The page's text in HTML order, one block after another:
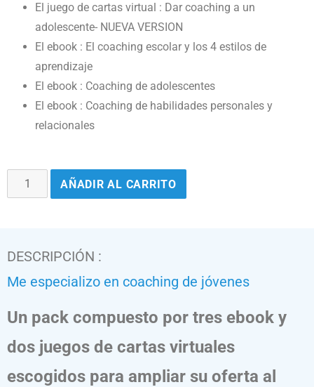
El juego de cartas virtual : Dar coaching a un
adolescente- NUEVA VERSION
El ebook : El coaching escolar y los 4 estilos de
aprendizaje
El ebook : Coaching de adolescentes
El ebook : Coaching de habilidades personales y
relacionales
AÑADIR AL CARRITO
DESCRIPCIÓN :
Me especializo en coaching de jóvenes
Un pack compuesto por tres ebook y
dos juegos de cartas virtuales
escogidos para ampliar su oferta al